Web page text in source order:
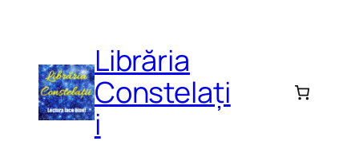
Librăria
Constelați
i